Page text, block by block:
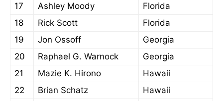
17
Ashley Moody
Florida
18
Rick Scott
Florida
19
Jon Ossoff
Georgia
20
Raphael G. Warnock
Georgia
21
Mazie K. Hirono
Hawaii
22
Brian Schatz
Hawaii